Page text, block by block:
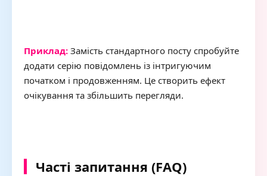
Приклад: Замість стандартного посту спробуйте
додати серію повідомлень із інтригуючим
початком і продовженням. Це створить ефект
очікування та збільшить перегляди.
Часті запитання (FAQ)